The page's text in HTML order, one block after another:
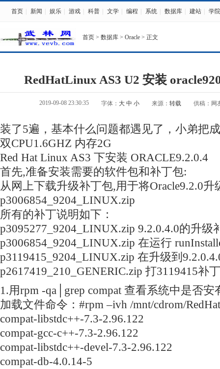
首页 新闻 娱乐 游戏 科普 文学 编程 系统 数据库 建站 学院
首页 > 数据库 > Oracle > 正文
RedHatLinux AS3 U2 安装
2019-09-08 23:30:35 字体： 大 中 小 来源： 转载 供稿：网
装了5遍，基本什么问题都遇见了，小弟把
双CPU1.6GHZ 内存2G
Red Hat Linux AS3 下安装 ORACLE9.2.0.4
首先,准备安装需要的软件包和补丁包:
从网上下载升级补丁包,用于将Oracle9.2.0升
p3006854_9204_LINUX.zip
所有的补丁说明如下：
p3095277_9204_LINUX.zip 9.2.0.4.0的升级
p3006854_9204_LINUX.zip 在运行
p3119415_9204_LINUX.zip 在升级到
p2617419_210_GENERIC.zip 打3119415补
1.用rpm -qa│grep compat 查看系统中是否
加载文件命令：#rpm –ivh /mnt/cdrom/
compat-libstdc++-7.3-2.96.122
compat-gcc-c++-7.3-2.96.122
compat-libstdc++-devel-7.3-2.96.122
compat-db-4.0.14-5